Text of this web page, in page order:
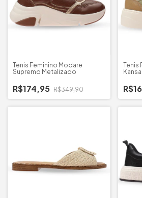
Tenis Feminino Modare
Supremo Metalizado
R$174,95 R$349,90
Tenis